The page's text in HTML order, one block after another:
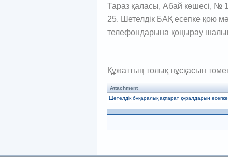
Тараз қаласы, Абай көшесі, №
25. Шетелдік БАҚ есепке қою
телефондарына қоңырау
Құжаттың толық нұсқасын
Attachment
Шетелдік бұқаралық ақпарат құралдарын